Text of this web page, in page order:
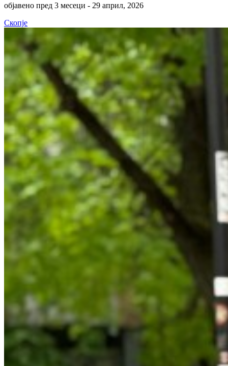
објавено пред 3 месеци - 29 април, 2026
Скопје